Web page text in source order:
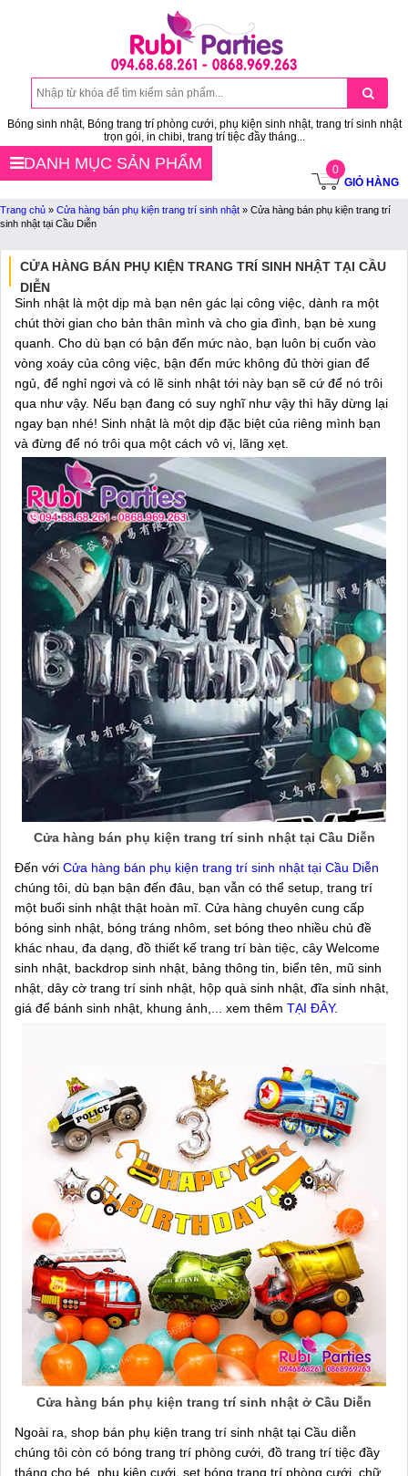
Bóng sinh nhật, Bóng trang trí phòng cưới, phụ kiện sinh nhật, trang trí sinh nhật
trọn gói, in chibi, trang trí tiệc đầy tháng...
0
GIỎ HÀNG
DANH MỤC SẢN PHẨM
Trang chủ » Cửa hàng bán phụ kiện trang trí sinh nhật » Cửa hàng bán phụ kiện trang trí
sinh nhật tại Cầu Diễn
CỬA HÀNG BÁN PHỤ KIỆN TRANG TRÍ SINH NHẬT TẠI CẦU
DIỄN
Sinh nhật là một dịp mà bạn nên gác lại công việc, dành ra một
chút thời gian cho bản thân mình và cho gia đình, bạn bè xung
quanh. Cho dù bạn có bận đến mức nào, bạn luôn bị cuốn vào
vòng xoáy của công việc, bận đến mức không đủ thời gian để
ngủ, để nghỉ ngơi và có lẽ sinh nhật tới này bạn sẽ cứ để nó trôi
qua như vậy. Nếu bạn đang có suy nghĩ như vậy thì hãy dừng lại
ngay bạn nhé! Sinh nhật là một dịp đặc biệt của riêng mình bạn
và đừng để nó trôi qua một cách vô vị, lãng xẹt.
Cửa hàng bán phụ kiện trang trí sinh nhật tại Cầu Diễn
Đến với Cửa hàng bán phụ kiện trang trí sinh nhật tại Cầu Diễn
chúng tôi, dù bạn bận đến đâu, bạn vẫn có thể setup, trang trí
một buổi sinh nhật thật hoàn mĩ. Cửa hàng chuyên cung cấp
bóng sinh nhật, bóng tráng nhôm, set bóng theo nhiều chủ đề
khác nhau, đa dạng, đồ thiết kế trang trí bàn tiệc, cây Welcome
sinh nhật, backdrop sinh nhật, bảng thông tin, biển tên, mũ sinh
nhật, dây cờ trang trí sinh nhật, hộp quà sinh nhật, đĩa sinh nhật,
giá để bánh sinh nhật, khung ảnh,... xem thêm TẠI ĐÂY.
Cửa hàng bán phụ kiện trang trí sinh nhật ở Cầu Diễn
Ngoài ra, shop bán phụ kiện trang trí sinh nhật tại Cầu diễn
chúng tôi còn có bóng trang trí phòng cưới, đồ trang trí tiệc đầy
tháng cho bé, phụ kiện cưới, set bóng trang trí phòng cưới, chữ